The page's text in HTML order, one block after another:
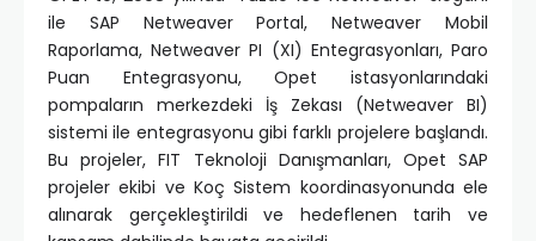
ile SAP Netweaver Portal, Netweaver Mobil
Raporlama, Netweaver PI (XI) Entegrasyonları, Paro
Puan Entegrasyonu, Opet istasyonlarındaki
pompaların merkezdeki İş Zekası (Netweaver BI)
sistemi ile entegrasyonu gibi farklı projelere başlandı.
Bu projeler, FIT Teknoloji Danışmanları, Opet SAP
projeler ekibi ve Koç Sistem koordinasyonunda ele
alınarak gerçekleştirildi ve hedeflenen tarih ve